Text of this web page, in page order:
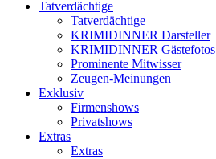
Tatverdächtige
Tatverdächtige
KRIMIDINNER Darsteller
KRIMIDINNER Gästefotos
Prominente Mitwisser
Zeugen-Meinungen
Exklusiv
Firmenshows
Privatshows
Extras
Extras